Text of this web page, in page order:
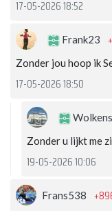
17-05-2026 18:52
Frank23
Zonder jou hoop ik
17-05-2026 18:50
Zonder u lijkt me
19-05-2026 10:06
Frans538